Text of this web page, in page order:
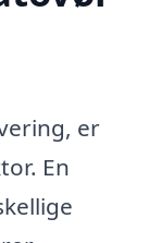
er
En